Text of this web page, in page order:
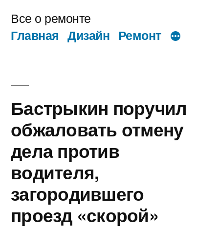
содержимому
Все о ремонте
Главная Дизайн Ремонт
Бастрыкин поручил
обжаловать отмену
дела против
водителя,
загородившего
проезд «скорой»